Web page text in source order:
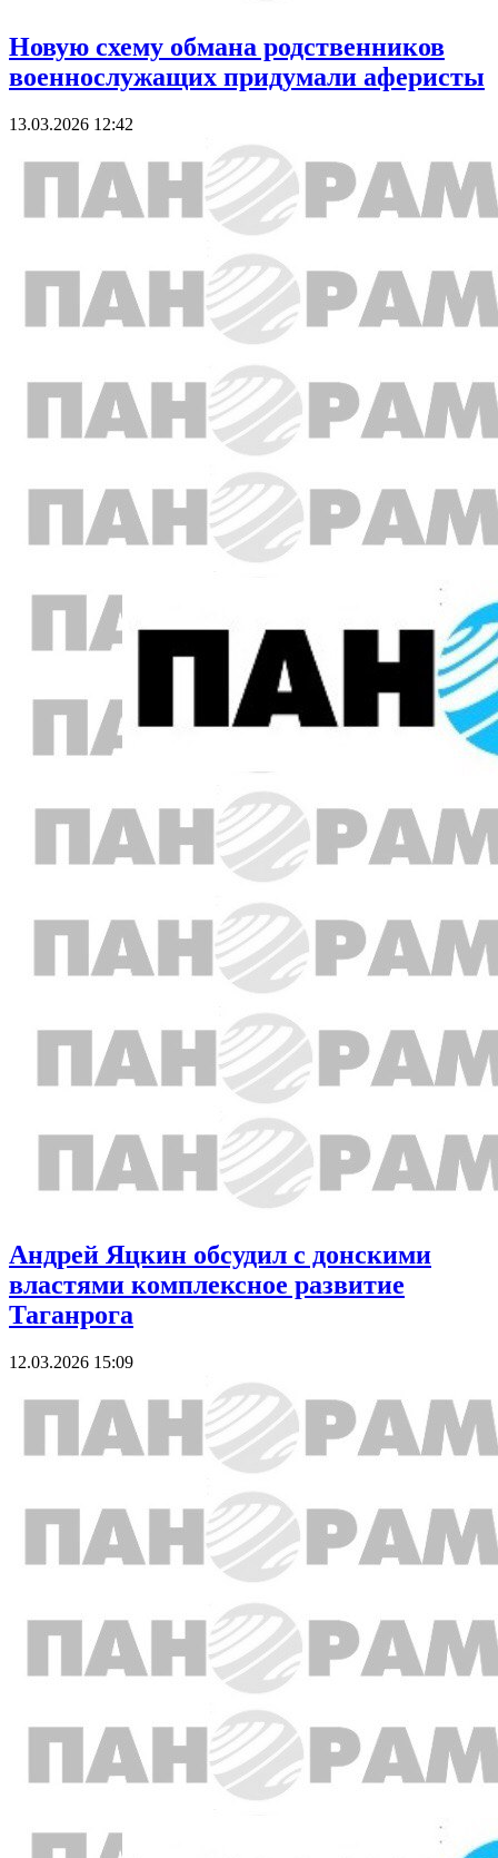
Новую схему обмана родственников
военнослужащих придумали аферисты
13.03.2026 12:42
Андрей Яцкин обсудил с донскими
властями комплексное развитие
Таганрога
12.03.2026 15:09